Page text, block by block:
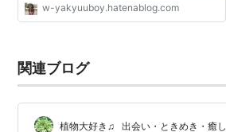
w-yakyuuboy.hatenablog.com
関連ブログ
植物大好き♫ 出会い・ときめき・癒し